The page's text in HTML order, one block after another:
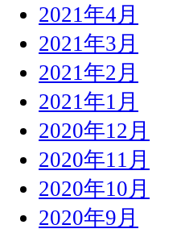
2021年4月
2021年3月
2021年2月
2021年1月
2020年12月
2020年11月
2020年10月
2020年9月